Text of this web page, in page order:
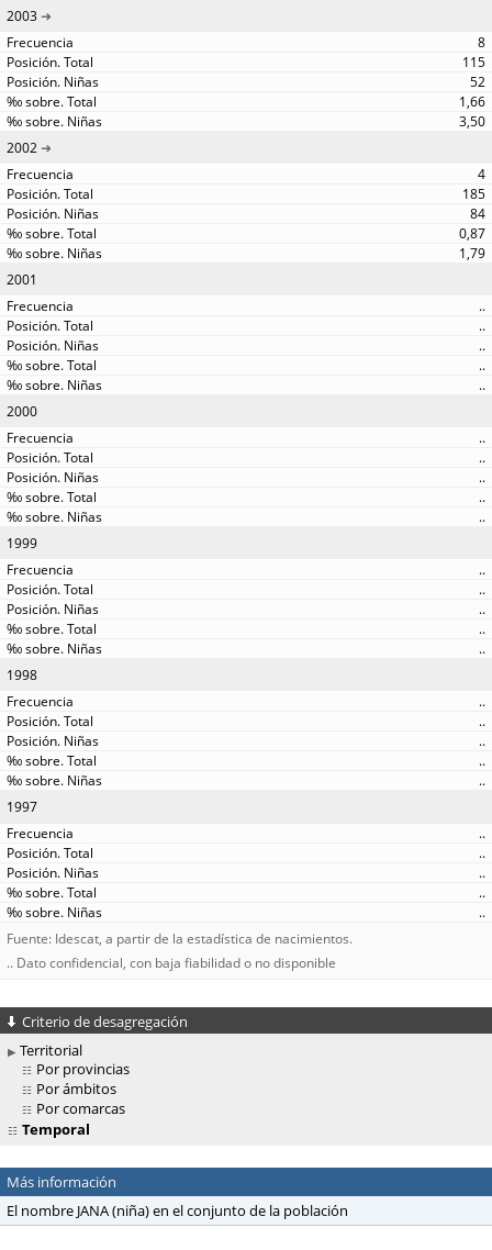
2003
8
115
52
1,66
3,50
2002
4
185
84
0,87
1,79
2001
..
..
..
..
..
2000
..
..
..
..
..
1999
..
..
..
..
..
1998
..
..
..
..
..
1997
..
..
..
..
..
Fuente: Idescat, a partir de la estadística de nacimientos.
.. Dato confidencial, con baja fiabilidad o no disponible
Criterio de desagregación
Territorial
Por provincias
Por ámbitos
Por comarcas
Temporal
Más información
El nombre JANA (niña) en el conjunto de la población